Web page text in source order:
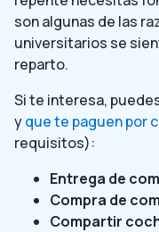
son algunas de las
universitarios se
reparto.
Si te interesa,
yque te paguen por
requisitos):
Entrega de
Compra de
Compartir